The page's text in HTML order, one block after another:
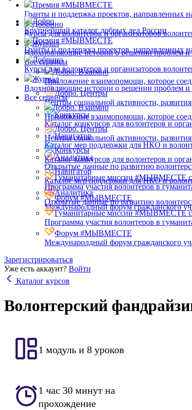
Премия #МЫВМЕСТЕ
Гранты и поддержка проектов, направленных
Добрино
Курсы для волонтеров и организаторов
Журнал
Вдохновляющие истории о решении проблем и
Все сервисы
Добро. Взаимно
Приложение взаимопомощи, которое
Добро. Центры
Центры социальной активности,
Конкурсы
Каталог конкурсов для волонтеров и
Навигатор
Каталог мер поддержки для НКО и
Аналитика
Открытые данные по развитию
Гуманитарные миссии #МЫВМЕСТЕ с
Программа участия волонтеров в
Форум #МЫВМЕСТЕ
Междунаролдный форум гражданского
Добро
Крупнейший каталог добрых дел России
Премия #МЫВМЕСТЕ
Гранты и поддержка проектов, направленных
Добрино
Курсы для волонтеров и организаторов
Журнал
Вдохновляющие истории о решении проблем и
Все сервисы
Добро. Взаимно
Приложение взаимопомощи, которое
Добро. Центры
Центры социальной активности,
Конкурсы
Каталог конкурсов для волонтеров и
Навигатор
Каталог мер поддержки для НКО и
Аналитика
Открытые данные по развитию
Гуманитарные миссии #МЫВМЕСТЕ с
Программа участия волонтеров в
Форум #МЫВМЕСТЕ
Междунаролдный форум гражданского
Зарегистрироваться
Уже есть аккаунт? Войти
Каталог курсов
Волонтерский
1 модуль и 8 уроков
1 час 30 минут на
прохождение